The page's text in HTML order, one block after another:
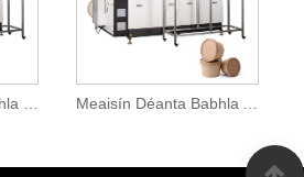
Meaisín Déanta Babhla Páipéar Méid Mór Meaisín Déanta Babhla Anraith Páipéir